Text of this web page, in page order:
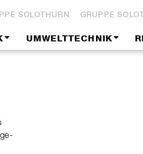
SOLOTHURN GRUPPE
UMWELTTECHNIK